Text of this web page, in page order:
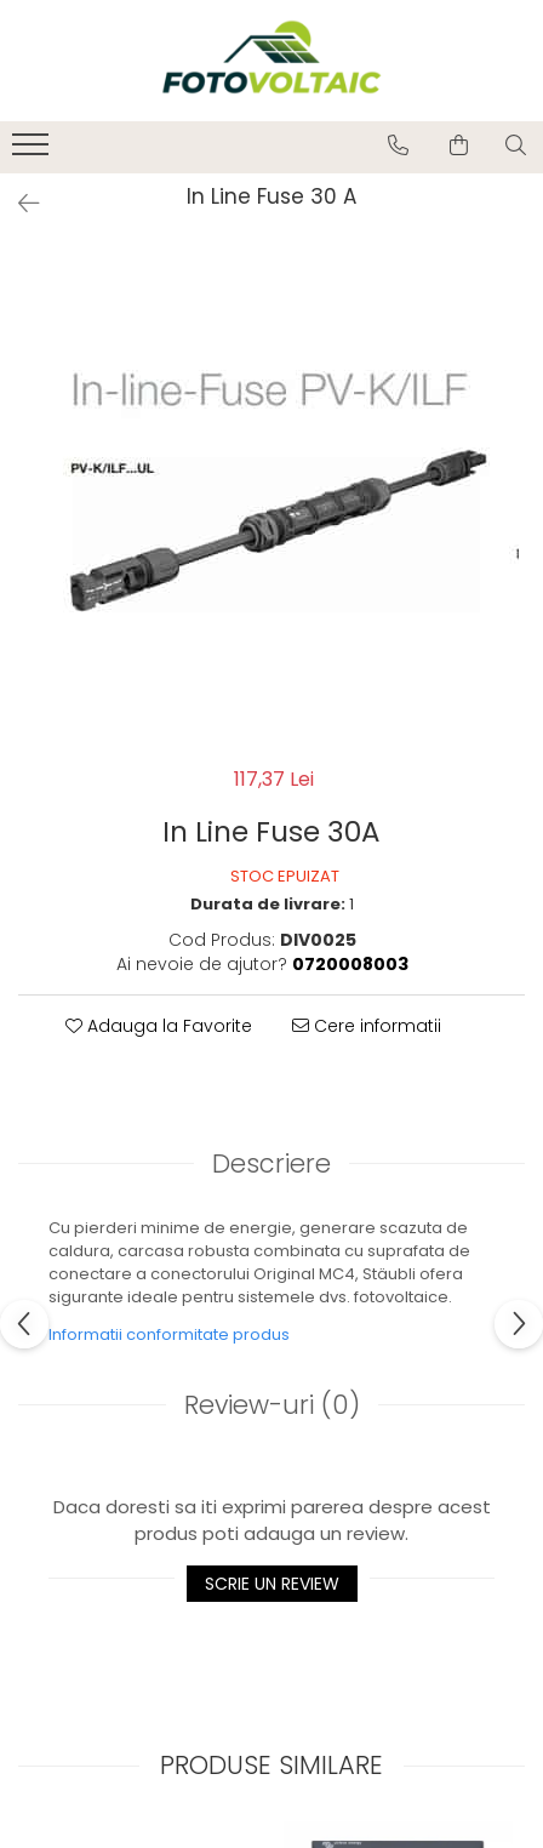
In Line Fuse 30 A
117,37 Lei
In Line Fuse 30A
STOC EPUIZAT
Durata de livrare:1
Cod Produs: DIV0025
Ai nevoie de ajutor? 0720008003
Adauga la Favorite Cere informatii
Descriere
Cu pierderi minime de energie, generare scazuta de
caldura, carcasa robusta combinata cu suprafata de
conectare a conectorului Original MC4, Stäubli ofera
sigurante ideale pentru sistemele dvs. fotovoltaice.
Informatii conformitate produs
Review-uri (0)
Daca doresti sa iti exprimi parerea despre acest
produs poti adauga un review.
SCRIE UN REVIEW
PRODUSE SIMILARE